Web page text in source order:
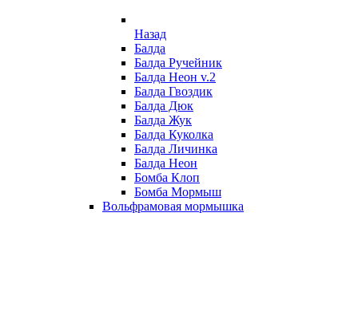
Назад
Балда
Балда Ручейник
Балда Неон v.2
Балда Гвоздик
Балда Дюк
Балда Жук
Балда Куколка
Балда Личинка
Балда Неон
Бомба Клоп
Бомба Мормыш
Вольфрамовая мормышка